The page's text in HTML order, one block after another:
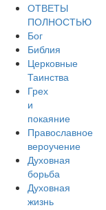
ОТВЕТЫ
ПОЛНОСТЬЮ
Бог
Библия
Церковные
Таинства
Грех
и
покаяние
Православное
вероучение
Духовная
борьба
Духовная
жизнь